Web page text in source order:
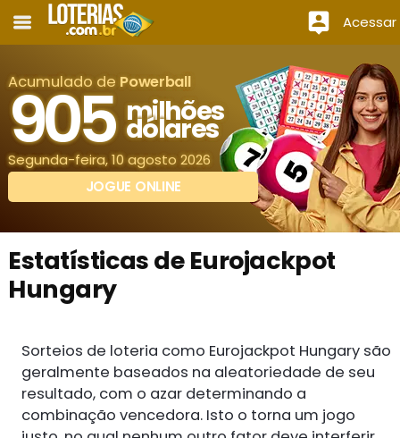
Acessar
Acumulado de Powerball
905 milhões
dólares
Segunda-feira, 10 agosto 2026
JOGUE ONLINE
Estatísticas de Eurojackpot
Hungary
Sorteios de loteria como Eurojackpot Hungary são
geralmente baseados na aleatoriedade de seu
resultado, com o azar determinando a
combinação vencedora. Isto o torna um jogo